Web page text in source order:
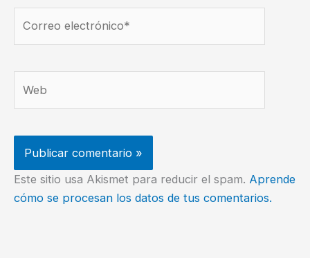
Este sitio usa Akismet para reducir el spam. Aprende
cómo se procesan los datos de tus comentarios.